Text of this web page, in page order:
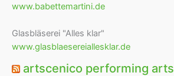
www.babettemartini.de
Glasbläserei "Alles klar"
www.glasblaesereiallesklar.de
artscenico performing arts